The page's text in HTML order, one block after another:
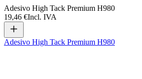
Adesivo High Tack Premium H980
19,46 €Incl. IVA
Adesivo High Tack Premium H980